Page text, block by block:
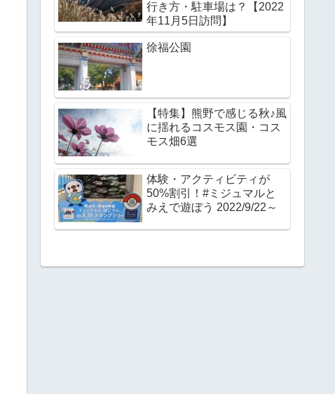
行き方・駐車場は？【2022
年11月5日訪問】
徐福公園
【特集】熊野で感じる秋♪風
に揺れるコスモス園・コス
モス畑6選
体験・アクティビティが
50%割引！#ミジュマルと
みえで遊ぼう 2022/9/22～